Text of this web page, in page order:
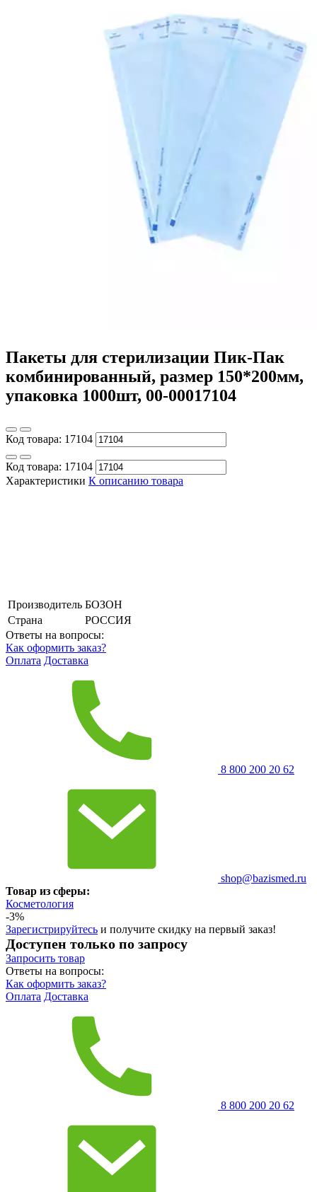
Пакеты для стерилизации Пик-Пак
комбинированный, размер 150*200мм,
упаковка 1000шт, 00-00017104
Код товара: 17104
Код товара: 17104
Характеристики К описанию товара
Производитель БОЗОН
Страна
РОССИЯ
Ответы на вопросы:
Как оформить заказ?
Оплата Доставка
8 800 200 20 62
shop@bazismed.ru
Товар из сферы:
Косметология
-3%
Зарегистрируйтесь и получите скидку на первый заказ!
Доступен только по запросу
Запросить товар
Ответы на вопросы:
Как оформить заказ?
Оплата Доставка
8 800 200 20 62